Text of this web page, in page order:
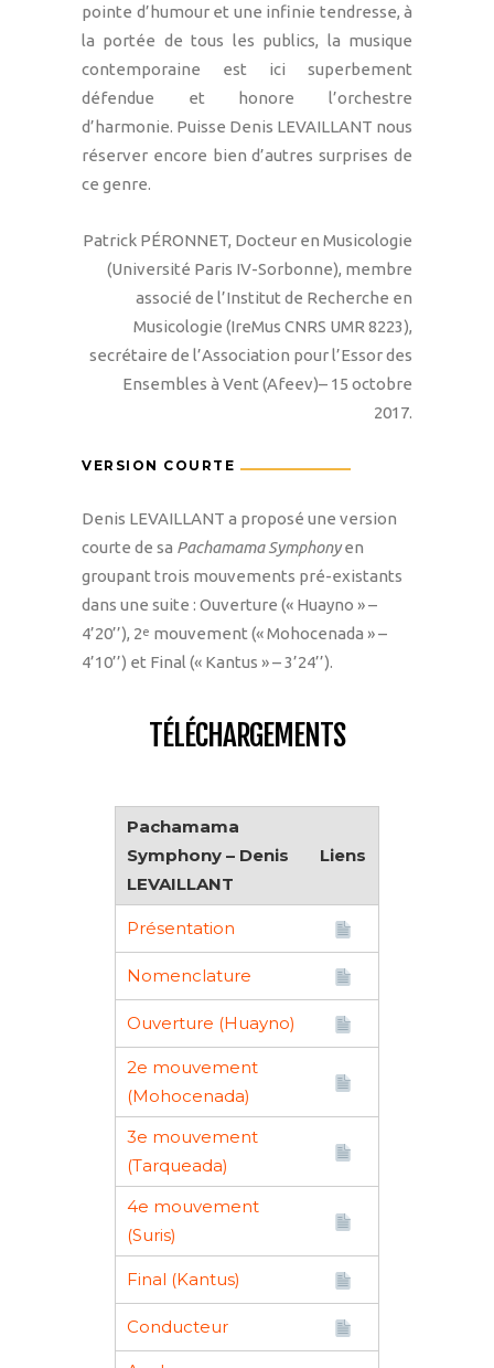
pointe d’humour et une infinie tendresse, à
la portée de tous les publics, la musique
contemporaine est ici superbement
défendue et honore l’orchestre
d’harmonie. Puisse Denis LEVAILLANT nous
réserver encore bien d’autres surprises de
ce genre.
Patrick PÉRONNET, Docteur en Musicologie
(Université Paris IV-Sorbonne), membre
associé de l’Institut de Recherche en
Musicologie (IreMus CNRS UMR 8223),
secrétaire de l’Association pour l’Essor des
Ensembles à Vent (Afeev)– 15 octobre
2017.
VERSION COURTE
Denis LEVAILLANT a proposé une version
courte de sa Pachamama Symphonyen
groupant trois mouvements pré-existants
dans une suite : Ouverture (« Huayno » –
4’20’’), 2e mouvement (« Mohocenada » –
4’10’’) et Final (« Kantus » – 3’24’’).
TÉLÉCHARGEMENTS
Pachamama
Symphony – Denis
LEVAILLANT
Liens
Présentation
Nomenclature
Ouverture (Huayno)
2e mouvement
(Mohocenada)
3e mouvement
(Tarqueada)
4e mouvement
(Suris)
Final (Kantus)
Conducteur